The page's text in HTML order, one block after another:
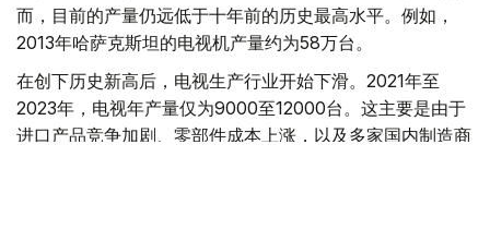
而，目前的产量仍远低于十年前的历史最高水平。例如，
2013年哈萨克斯坦的电视机产量约为58万台。
在创下历史新高后，电视生产行业开始下滑。2021年至
2023年，电视年产量仅为9000至12000台。这主要是由于
进口产品竞争加剧、零部件成本上涨，以及多家国内制造商